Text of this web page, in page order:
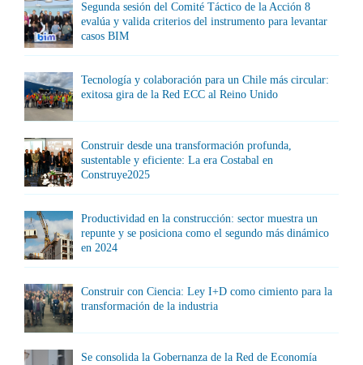
Segunda sesión del Comité Táctico de la Acción 8
evalúa y valida criterios del instrumento para levantar
casos BIM
Tecnología y colaboración para un Chile más circular:
exitosa gira de la Red ECC al Reino Unido
Construir desde una transformación profunda,
sustentable y eficiente: La era Costabal en
Construye2025
Productividad en la construcción: sector muestra un
repunte y se posiciona como el segundo más dinámico
en 2024
Construir con Ciencia: Ley I+D como cimiento para la
transformación de la industria
Se consolida la Gobernanza de la Red de Economía